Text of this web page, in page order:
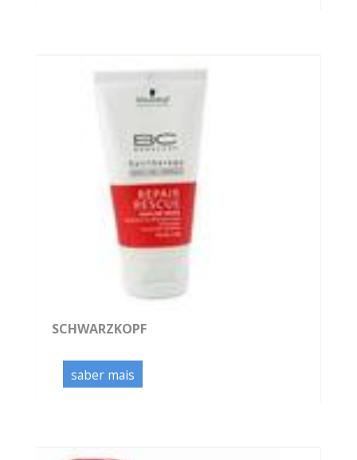
SCHWARZKOPF
saber mais